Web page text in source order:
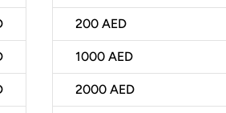
200 AED
1000 AED
2000 AED